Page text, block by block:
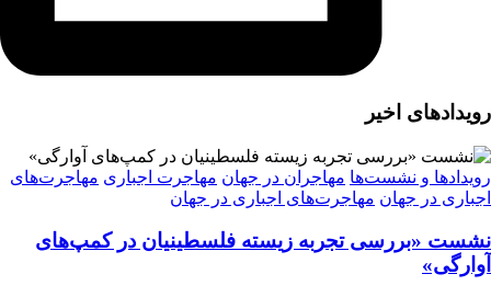
رویدادهای اخیر
رویدادها و نشست‌ها مهاجران در جهان مهاجرت اجباری مهاجرت‌های
اجباری در جهان مهاجرت‌های اجباری در جهان
نشست «بررسی تجربه‌ زیسته فلسطینیان در کمپ‌های
آوارگی»